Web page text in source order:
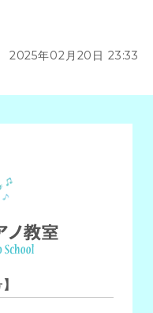
2025年02月20日 23:33